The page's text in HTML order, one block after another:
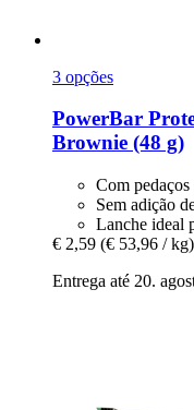
3 opções
PowerBar
Brownie (48 g)
Com pedaços
Sem adição
Lanche ideal
€ 2,59 (€ 53,96 / kg)
Entrega até 20.